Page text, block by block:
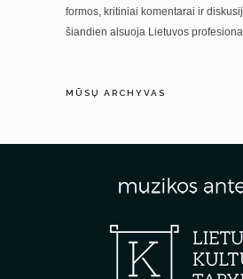
formos, kritiniai komentarai ir
šiandien alsuoja Lietuvos
MŪSŲ ARCHYVAS